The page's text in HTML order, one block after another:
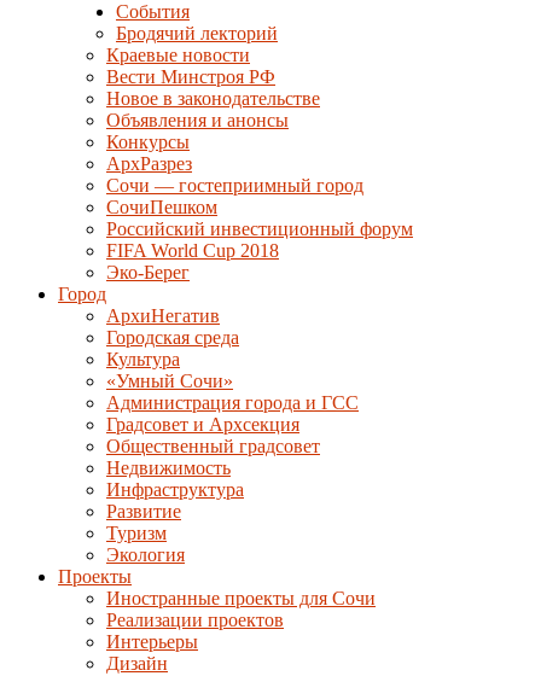
События
Бродячий лекторий
Краевые новости
Вести Минстроя РФ
Новое в законодательстве
Объявления и анонсы
Конкурсы
АрхРазрез
Сочи — гостеприимный город
СочиПешком
Российский инвестиционный форум
FIFA World Cup 2018
Эко-Берег
Город
АрхиНегатив
Городская среда
Культура
«Умный Сочи»
Администрация города и ГСС
Градсовет и Архсекция
Общественный градсовет
Недвижимость
Инфраструктура
Развитие
Туризм
Экология
Проекты
Иностранные проекты для Сочи
Реализации проектов
Интерьеры
Дизайн